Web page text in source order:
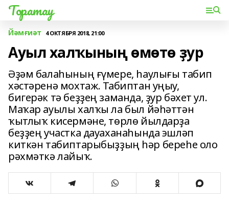
Торатау
Йәмғиәт 4 ОКТЯБРЯ 2018, 21:00
Ауыл халҡының өмөтө ҙур
Әҙәм балаһының ғүмере, һаулығы табип
хәстәренә мохтаж. Табиптан уңыу,
бигерәк тә беҙҙең заманда, ҙур бәхет ул.
Маҡар ауылы халҡы ла был йәһәттән
ҡытлыҡ кисермәне, төрлө йылдарҙа
беҙҙең участка дауаханаһында эшләп
киткән табиптарыбыҙҙың һәр береһе оло
рәхмәткә лайыҡ.